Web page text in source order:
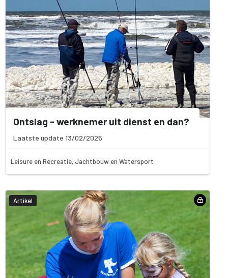
Ontslag - werknemer uit dienst en dan?
Laatste update 13/02/2025
Leisure en Recreatie, Jachtbouw en Watersport
Artikel